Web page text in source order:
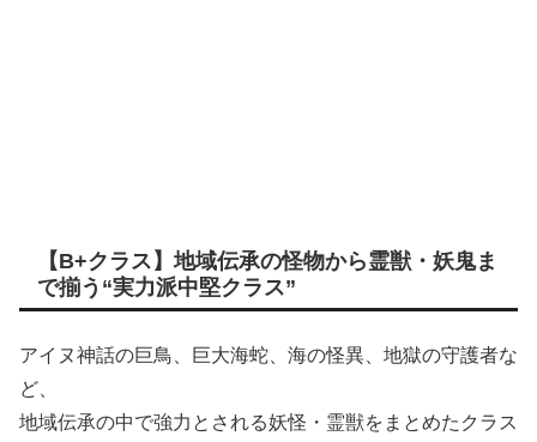
【B+クラス】地域伝承の怪物から霊獣・妖鬼ま
で揃う“実力派中堅クラス”
アイヌ神話の巨鳥、巨大海蛇、海の怪異、地獄の守護者な
ど、
地域伝承の中で強力とされる妖怪・霊獣をまとめたクラス